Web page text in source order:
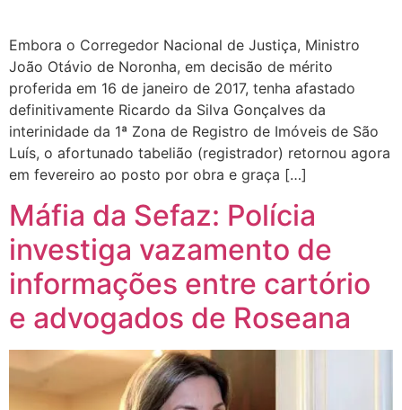
Embora o Corregedor Nacional de Justiça, Ministro
João Otávio de Noronha, em decisão de mérito
proferida em 16 de janeiro de 2017, tenha afastado
definitivamente Ricardo da Silva Gonçalves da
interinidade da 1ª Zona de Registro de Imóveis de São
Luís, o afortunado tabelião (registrador) retornou agora
em fevereiro ao posto por obra e graça […]
Máfia da Sefaz: Polícia
investiga vazamento de
informações entre cartório
e advogados de Roseana